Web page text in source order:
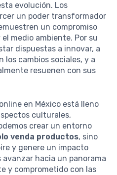
evolución. Los
un poder transformador
un compromiso
medio ambiente. Por su
dispuestas a innovar, a
los cambios sociales, y a
resuenen con sus
en México está lleno
culturales,
crear un entorno
venda productos, sino
y genere un impacto
hacia un panorama
y comprometido con las